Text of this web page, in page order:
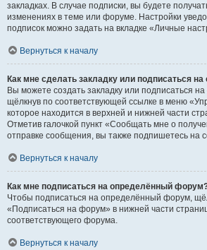
закладках. В случае подписки, вы будете
изменениях в теме или форуме. Настройки
подписок можно задать на вкладке «Личные
Вернуться к началу
Как мне сделать закладку или подписаться
Вы можете создать закладку или подписаться
щёлкнув по соответствующей ссылке в меню
которое находится в верхней и нижней части
Отметив галочкой пункт «Сообщать мне о
отправке сообщения, вы также подпишетесь на
Вернуться к началу
Как мне подписаться на определённый
Чтобы подписаться на определённый форум,
«Подписаться на форум» в нижней части
соответствующего форума.
Вернуться к началу